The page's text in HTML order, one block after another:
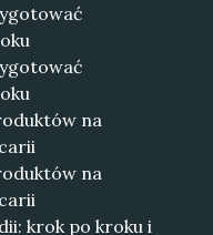
na
na
krok po kroku i